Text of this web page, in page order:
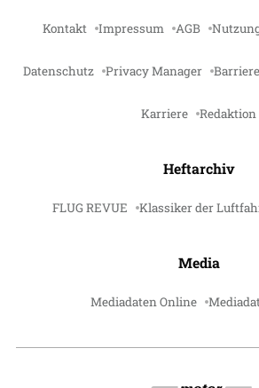
Kontakt Impressum AGB
Datenschutz Privacy Manager
Karriere Redaktion
Heftarchiv
FLUG REVUE Klassiker der
Media
Mediadaten Online